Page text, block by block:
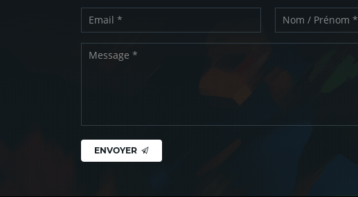
ENVOYER